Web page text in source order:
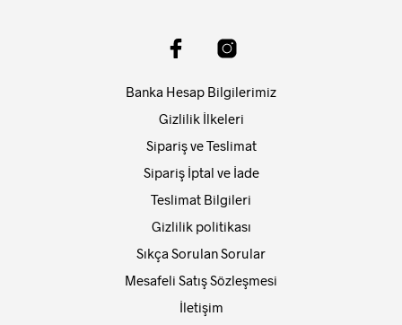
Banka Hesap Bilgilerimiz
Gizlilik İlkeleri
Sipariş ve Teslimat
Sipariş İptal ve İade
Teslimat Bilgileri
Gizlilik politikası
Sıkça Sorulan Sorular
Mesafeli Satış Sözleşmesi
İletişim